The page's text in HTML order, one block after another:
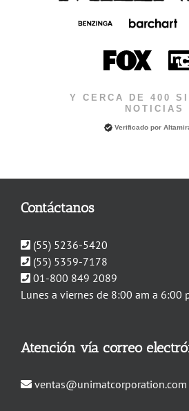
Y CERCA DE 400
NOTICIAS
Verificado por
Contáctanos
(55) 5236-5420
(55) 5359-7178
01-800 849 2089
Lunes a viernes de 8:00 am a 6:00
Atención vía correo
ventas@unimatcorporation.com